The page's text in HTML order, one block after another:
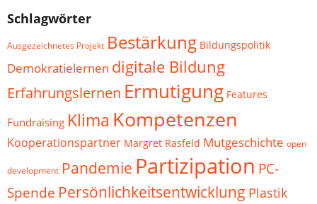
Schlagwörter
Ausgezeichnetes Projekt Bestärkung Bildungspolitik
Demokratielernen digitale Bildung
Erfahrungslernen Ermutigung Features
Fundraising Klima Kompetenzen
Kooperationspartner Margret Rasfeld Mutgeschichte open
development Pandemie Partizipation PC-
Spende Persönlichkeitsentwicklung Plastik